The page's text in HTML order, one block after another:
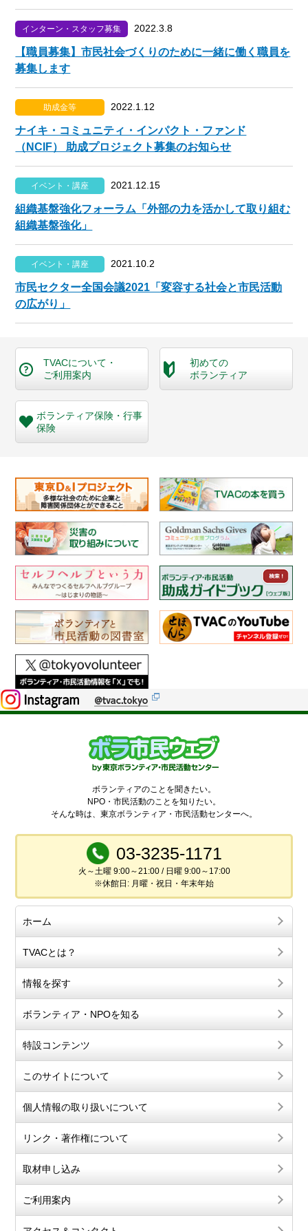
インターン・スタッフ募集 2022.3.8
【職員募集】市民社会づくりのために一緒に働く職員を
募集します
助成金等 2022.1.12
ナイキ・コミュニティ・インパクト・ファンド
（NCIF） 助成プロジェクト募集のお知らせ
イベント・講座 2021.12.15
組織基盤強化フォーラム「外部の力を活かして取り組む
組織基盤強化」
イベント・講座 2021.10.2
市民セクター全国会議2021「変容する社会と市民活動
の広がり」
TVACについて・
ご利用案内
初めての
ボランティア
ボランティア保険・行事
保険
ボランティアのことを聞きたい。
NPO・市民活動のことを知りたい。
そんな時は、東京ボランティア・市民活動センターへ。
03-3235-1171
火～土曜 9:00～21:00 / 日曜 9:00～17:00
※休館日: 月曜・祝日・年末年始
ホーム
TVACとは？
情報を探す
ボランティア・NPOを知る
特設コンテンツ
このサイトについて
個人情報の取り扱いについて
リンク・著作権について
取材申し込み
ご利用案内